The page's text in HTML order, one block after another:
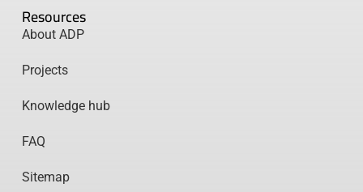
Resources
About ADP
Projects
Knowledge hub
FAQ
Sitemap